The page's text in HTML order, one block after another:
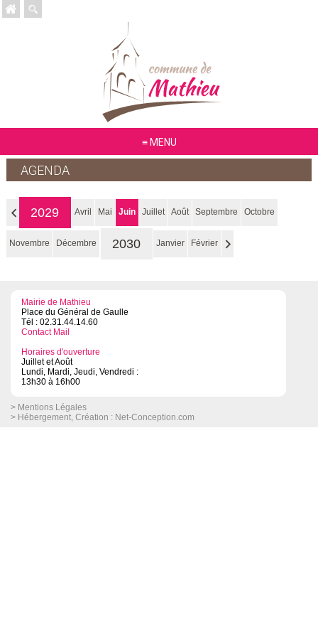
MENU
AGENDA
2029 Avril Mai Juin Juillet Août Septembre Octobre
Novembre Décembre 2030 Janvier Février
Mairie de Mathieu
Place du Général de Gaulle
Tél : 02.31.44.14.60
Contact Mail
Horaires d'ouverture
Juillet et Août
Lundi, Mardi, Jeudi, Vendredi :
13h30 à 16h00
> Mentions Légales
> Hébergement, Création : Net-Conception.com